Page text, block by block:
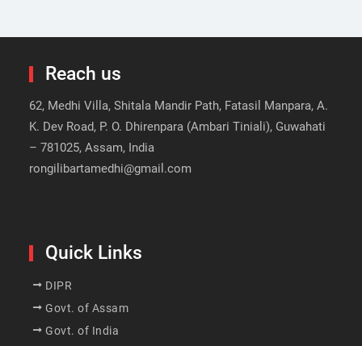
Reach us
62, Medhi Villa, Shitala Mandir Path, Fatasil Manpara, A.
K. Dev Road, P. O. Dhirenpara (Ambari Tiniali), Guwahati
– 781025, Assam, India
rongilibartamedhi@gmail.com
Quick Links
DIPR
Govt. of Assam
Govt. of India